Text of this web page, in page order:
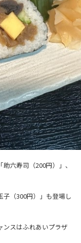
六寿司（200円）」、
（300円）」も登場し
ンスはふれあいプラザ